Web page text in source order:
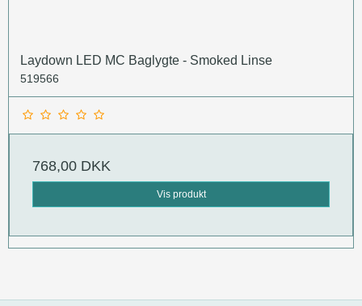
Laydown LED MC Baglygte - Smoked Linse
519566
768,00 DKK
Vis produkt